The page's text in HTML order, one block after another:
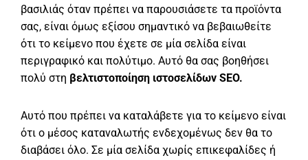
βασιλιάς όταν πρέπει να παρουσιάσετε τα προϊόντα
σας, είναι όμως εξίσου σημαντικό να βεβαιωθείτε
ότι το κείμενο που έχετε σε μία σελίδα είναι
περιγραφικό και πολύτιμο. Αυτό θα σας βοηθήσει
πολύ στη βελτιστοποίηση ιστοσελίδων SEO.
Αυτό που πρέπει να καταλάβετε για το κείμενο είναι
ότι ο μέσος καταναλωτής ενδεχομένως δεν θα το
διαβάσει όλο. Σε μία σελίδα χωρίς επικεφαλίδες ή